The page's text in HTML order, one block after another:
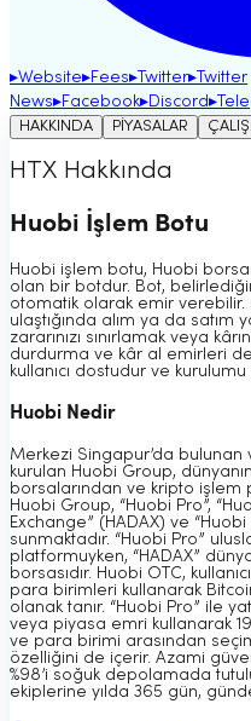
▸Website▸Fees▸ Twitter▸ Twitter
News▸Facebook▸Discord▸
HAKKINDA
PİYASALAR
HTX Hakkında
Huobi İşlem Botu
Huobi işlem botu, Huobi
olan bir botdur. Bot,
otomatik olarak emir
ulaştığında alım ya da satım
zararınızı sınırlamak veya
durdurma ve kâr al emirleri
kullanıcı dostudur ve kurulumu
Huobi Nedir
Merkezi Singapur’da bulunan
kurulan Huobi Group,
borsalarından ve kripto işlem
Huobi Group, “Huobi Pro”,
Exchange” (HADAX) ve
sunmaktadır. “Huobi Pro”
platformuyken, “HADAX”
borsasıdır. Huobi OTC,
para birimleri kullanarak
olanak tanır. “Huobi Pro” ile
veya piyasa emri kullanarak
ve para birimi arasından
özelliğini de içerir. Azami
%98’i soğuk depolamada
ekiplerine yılda 365 gün,